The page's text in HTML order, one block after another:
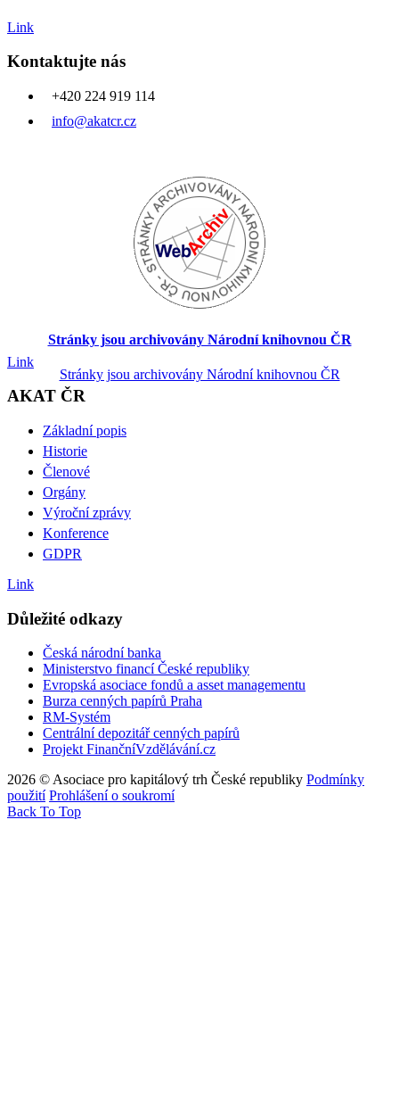
Link
Kontaktujte nás
+420 224 919 114
info@akatcr.cz
Stránky jsou archivovány Národní knihovnou ČR
Stránky jsou archivovány Národní knihovnou ČR
Link
AKAT ČR
Základní popis
Historie
Členové
Orgány
Výroční zprávy
Konference
GDPR
Link
Důležité odkazy
Česká národní banka
Ministerstvo financí České republiky
Evropská asociace fondů a asset managementu
Burza cenných papírů Praha
RM-Systém
Centrální depozitář cenných papírů
Projekt FinančníVzdělávání.cz
2026 © Asociace pro kapitálový trh České republiky Podmínky
použití Prohlášení o soukromí
Back To Top